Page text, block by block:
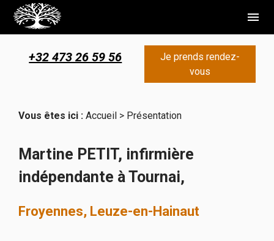
menu
+32 473 26 59 56
Je prends rendez-
vous
Vous êtes ici : Accueil> Présentation
Martine PETIT, infirmière
indépendante à Tournai,
Froyennes, Leuze-en-Hainaut
Panneau de gestion des cookies